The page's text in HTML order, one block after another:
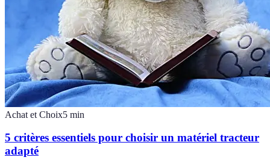
Achat et Choix5 min
5 critères essentiels pour choisir un matériel tracteur
adapté